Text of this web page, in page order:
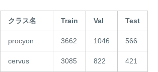
クラス名 Train Val Test
procyon 3662 1046 566
cervus 3085 822 421